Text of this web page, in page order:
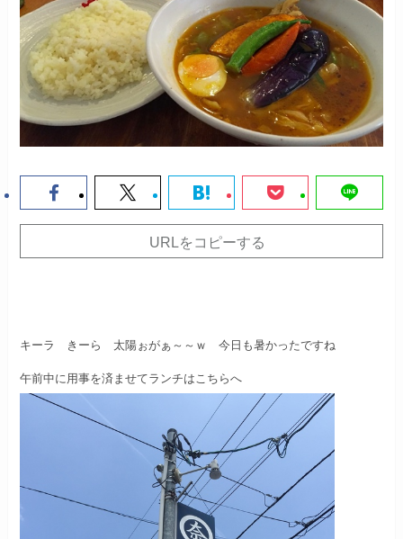
URLをコピーする
キーラ きーら 太陽ぉがぁ～～ｗ今日も暑かったですね
午前中に用事を済ませてランチはこちらへ